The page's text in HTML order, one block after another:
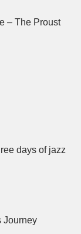
– The Proust
days of jazz
Journey